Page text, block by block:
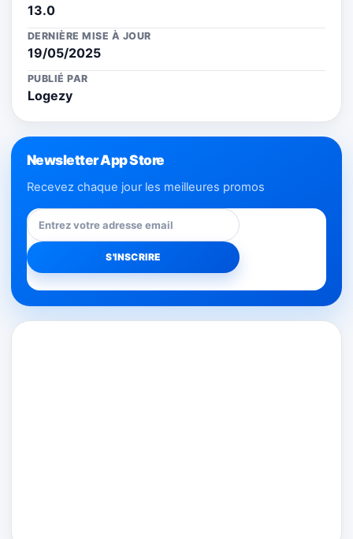
13.0
DERNIÈRE MISE À JOUR
19/05/2025
PUBLIÉ PAR
Logezy
Newsletter App Store
Recevez chaque jour les meilleures promos